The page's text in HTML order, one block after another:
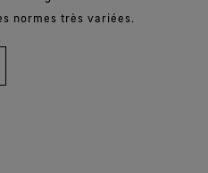
normes très variées.